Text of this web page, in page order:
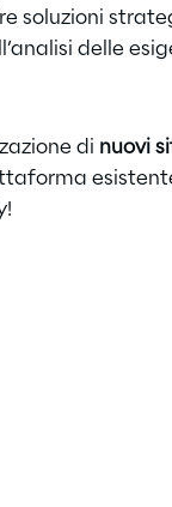
soluzioni
delle
di nuovi